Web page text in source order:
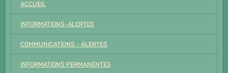
ACCUEIL
INFORMATIONS-ALERTES
COMMUNICATIONS - ALERTES
INFORMATIONS PERMANENTES